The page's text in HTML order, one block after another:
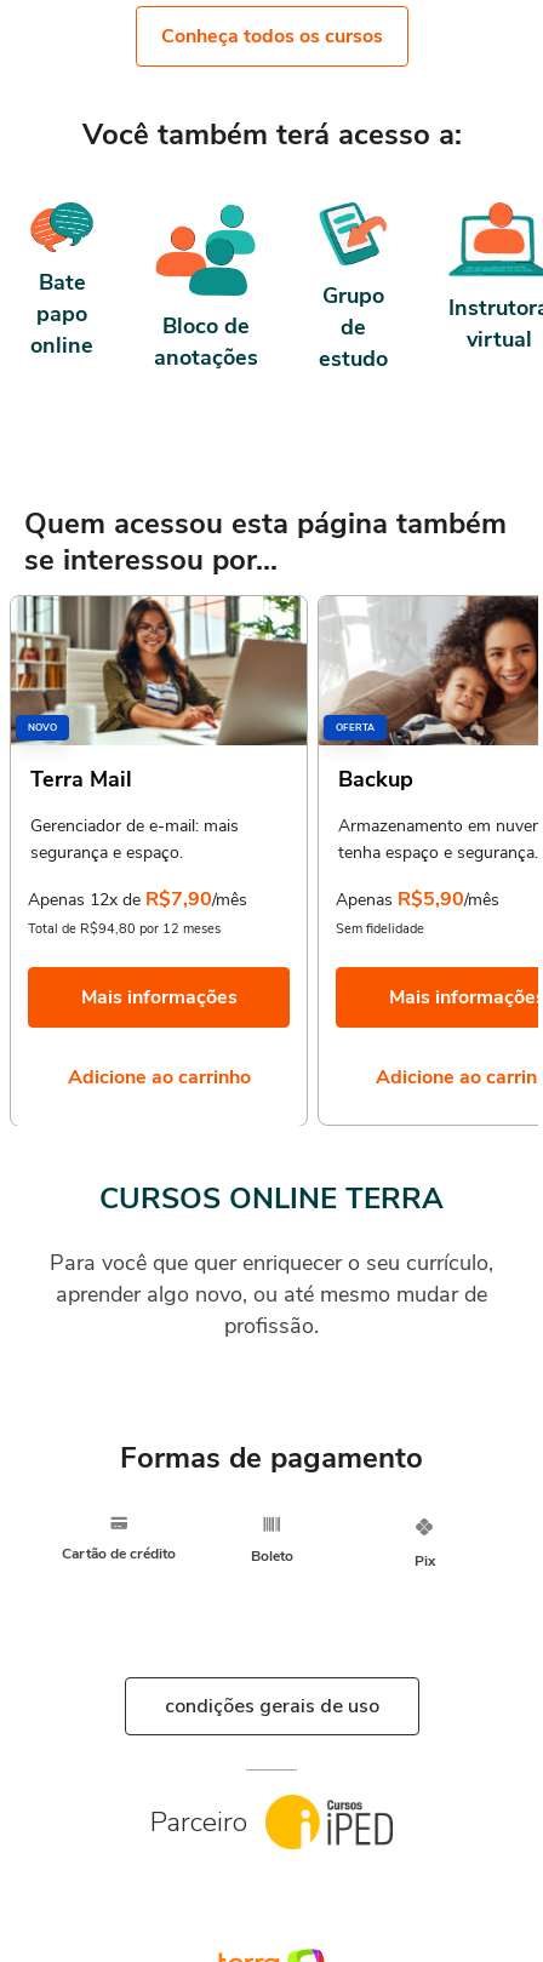
horária: O curso possui 80 horas de carga
horária. Porém, se for concluído antes de 5
Conheça todos os cursos
Você também terá acesso a:
Bate
papo
online
Bloco de
anotações
Grupo
de
estudo
virtual
Quem acessou esta página também
se interessou por...
NOVO
Terra Mail
Gerenciador de e-mail: mais
segurança e espaço.
Apenas 12x de R$7,90/mês
Total de R$94,80 por 12 meses
Mais informações
Adicione ao carrinho
OFERTA
Backup
Armazenamento em
tenha espaço e segurança.
Apenas R$5,90/mês
Sem fidelidade
Mais
Adicione ao
CURSOS ONLINE TERRA
Para você que quer enriquecer o seu currículo,
aprender algo novo, ou até mesmo mudar de
profissão.
Formas de pagamento
Cartão de crédito Boleto Pix
condições gerais de uso
Parceiro